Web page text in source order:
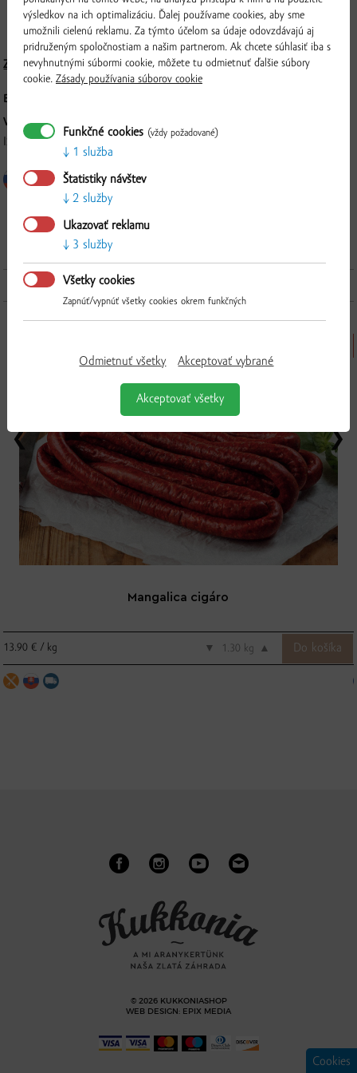
hotového výrobku je použitých 105 g bravčového boku bez kosti a bez
kože.
Zloženie a nutričné hodnoty
BALENIE:
VÝROBCA:
ISTERMEAT a.s., Povodská cesta 14, 929 01, Dunajská Streda
Ďalšie produkty z tejto kategórie
Mangalica cigáro
13.90 € / kg ▼ kg ▲
Cookies
© 2026 KUKKONIASHOP
WEB DESIGN: EPIX MEDIA
výsledkov na ich optimalizáciu. Ďalej používame cookies, aby sme
umožnili cielenú reklamu. Za týmto účelom sa údaje odovzdávajú aj
pridruženým spoločnostiam a našim partnerom. Ak chcete súhlasiť iba s
nevyhnutnými súbormi cookie, môžete tu odmietnuť ďalšie súbory
cookie. Zásady používania súborov cookie
Funkčné cookies (vždy požadované)
1 služba
Štatistiky návštev
2 služby
Ukazovať reklamu
3 služby
Všetky cookies
Zapnúť/vypnúť všetky cookies okrem funkčných
Odmietnuť všetky Akceptovať vybrané
Akceptovať všetky